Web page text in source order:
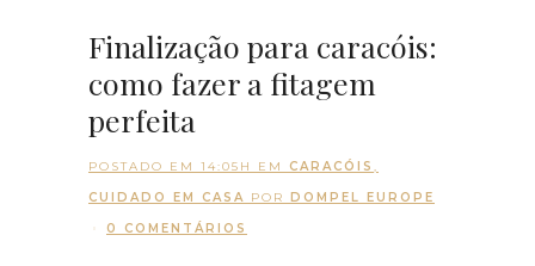
Finalização para caracóis:
como fazer a fitagem
perfeita
POSTADO EM 14:05H EM CARACÓIS ,
CUIDADO EM CASA POR DOMPEL EUROPE
0 COMENTÁRIOS